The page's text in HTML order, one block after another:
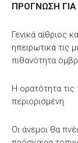
ΠΡΟΓΝΩΣΗ
Γενικά αίθριος
ηπειρωτικά τις
πιθανότητα
Η ορατότητα
περιορισμένη.
Οι άνεμοι θα